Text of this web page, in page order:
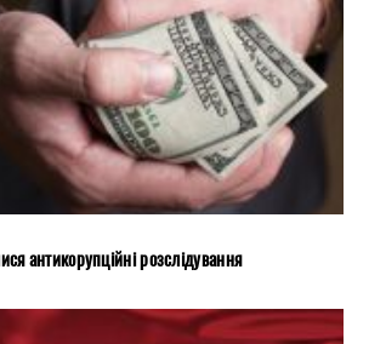
антикорупційні розслідування